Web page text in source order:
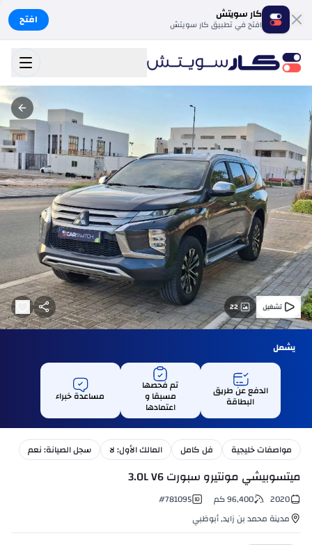
كار سويتش
افتح في تطبيق كار سويتش افتح
22
يشمل
الدفع عن طريق
البطاقة
تم فحصها
مسبقا و
اعتمادها
مساعدة خبراء
مواصفات خليجية فل كامل المالك الأول: لا سجل الصيانة: نعم
ميتسوبيشي مونتيرو سبورت 3.0L V6
2020
96,400 كم #781095
مدينة محمد بن زايد,أبوظبي